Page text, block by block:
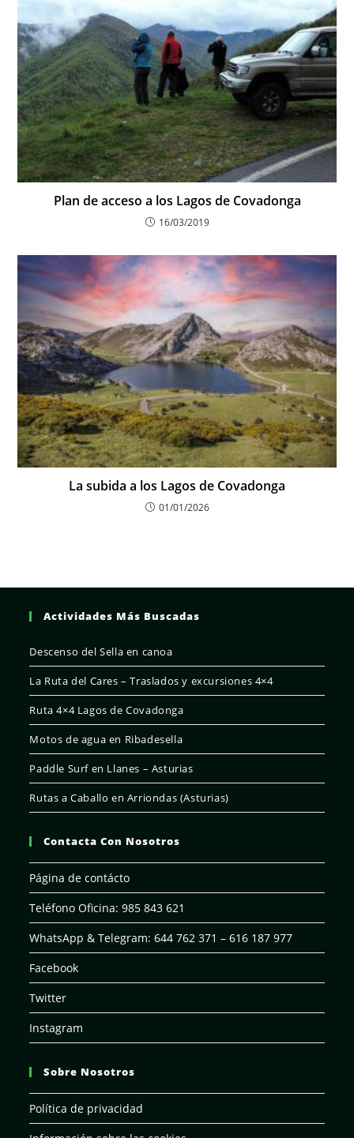
Plan de acceso a los Lagos de Covadonga
16/03/2019
La subida a los Lagos de Covadonga
01/01/2026
Actividades Más Buscadas
Descenso del Sella en canoa
La Ruta del Cares – Traslados y excursiones 4×4
Ruta 4×4 Lagos de Covadonga
Motos de agua en Ribadesella
Paddle Surf en Llanes – Asturias
Rutas a Caballo en Arriondas (Asturias)
Contacta Con Nosotros
Página de contácto
Teléfono Oficina: 985 843 621
WhatsApp & Telegram: 644 762 371 – 616 187 977
Facebook
Twitter
Instagram
Sobre Nosotros
Política de privacidad